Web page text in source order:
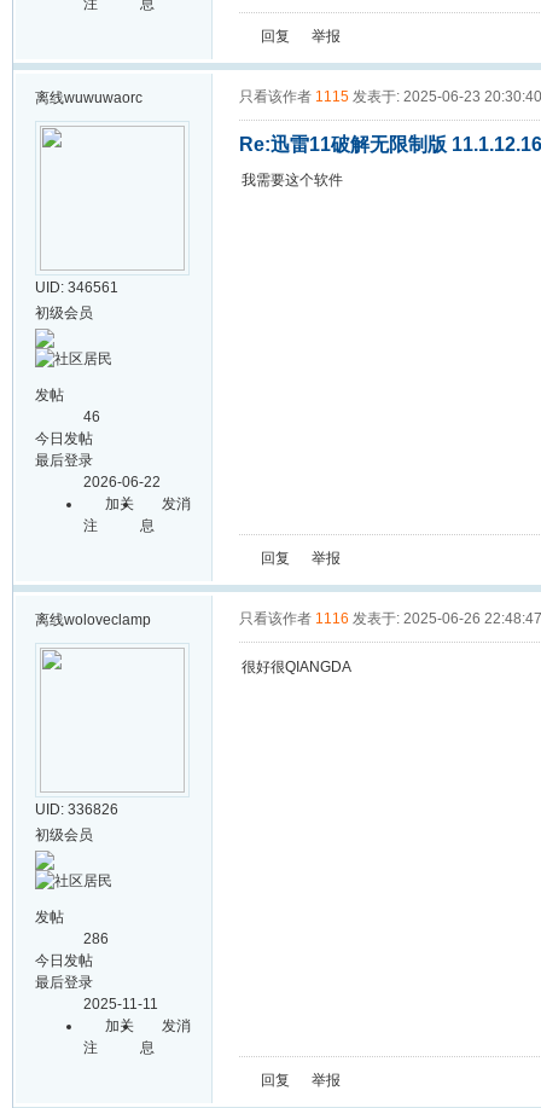
注
息
回复
举报
离线wuwuwaorc
UID: 346561
初级会员
发帖
46
今日发帖
最后登录
2026-06-22
加关
注
发消
息
只看该作者 1115 发表于: 2025-06-23 20:30:40
Re:迅雷11破解无限制版
我需要这个软件
回复 举报
离线woloveclamp
UID: 336826
初级会员
发帖
286
今日发帖
最后登录
2025-11-11
加关
注
发消
息
只看该作者 1116 发表于: 2025-06-26 22:48:47
很好很QIANGDA
回复 举报